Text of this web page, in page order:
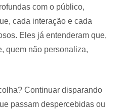
com o público,
cada interação e cada
Eles já entenderam que,
quem não personaliza,
Continuar disparando
passam despercebidas ou